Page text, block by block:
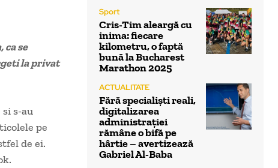
se
la privat
s-au
pe
de ei.
Sport
Cris-Tim aleargă cu
inima: fiecare
kilometru, o faptă
bună la Bucharest
Marathon 2025
ACTUALITATE
Fără specialiști reali,
digitalizarea
administrației
rămâne o bifă pe
hârtie – avertizează
Gabriel Al-Baba